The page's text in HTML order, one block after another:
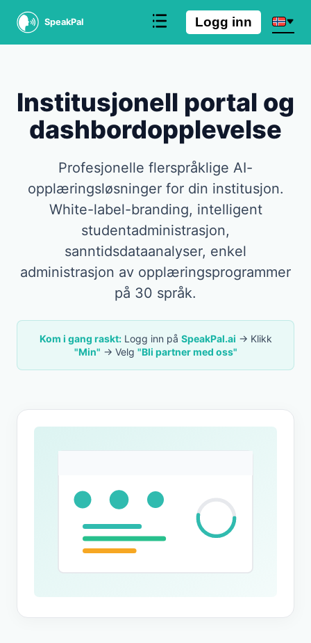
SpeakPal Logg inn
Institusjonell portal og
dashbordopplevelse
Profesjonelle flerspråklige AI-
opplæringsløsninger for din institusjon.
White-label-branding, intelligent
studentadministrasjon,
sanntidsdataanalyser, enkel
administrasjon av opplæringsprogrammer
på 30 språk.
Kom i gang raskt:Logg inn på SpeakPal.ai → Klikk
"Min" → Velg "Bli partner med oss"